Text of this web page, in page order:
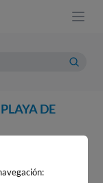
DE